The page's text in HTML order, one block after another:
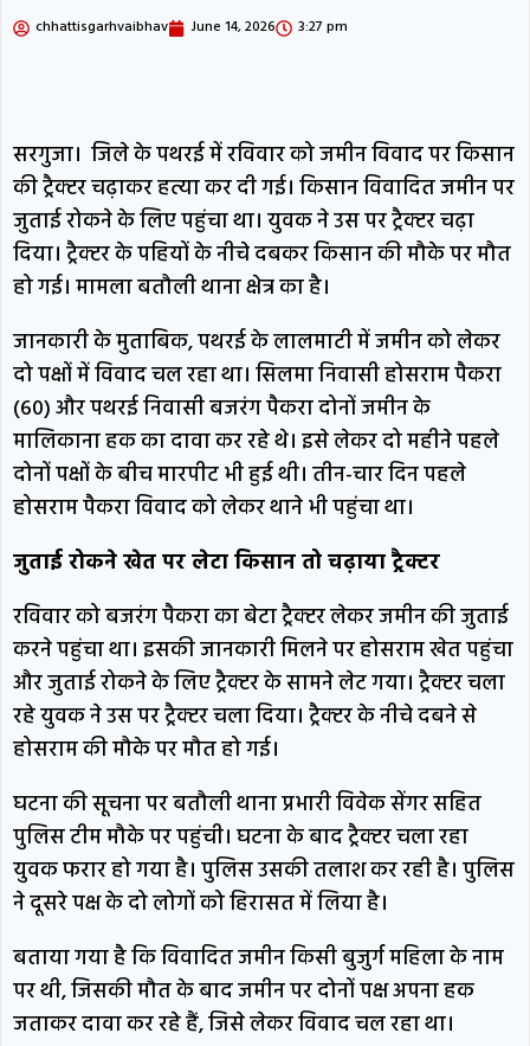
एक युवक की मौके पर मौत, दो गंभीर घायल
बिल पर घमासान के आसार महीनों पहले हुई
NEET पेपर लीक साजिश, पेपर तैयार करते
समय सवाल याद कर लेते थे NTA एक्सपर्ट्स;
94 पेज की चार्जशीट में सीबीआई का दावा
chhattisgarhvaibhav June 14, 2026 3:27 pm
सरगुजा। जिले के पथरई में रविवार को जमीन विवाद पर किसान
की ट्रैक्टर चढ़ाकर हत्या कर दी गई। किसान विवादित जमीन पर
जुताई रोकने के लिए पहुंचा था। युवक ने उस पर ट्रैक्टर चढ़ा
दिया। ट्रैक्टर के पहियों के नीचे दबकर किसान की मौके पर मौत
हो गई। मामला बतौली थाना क्षेत्र का है।
जानकारी के मुताबिक, पथरई के लालमाटी में जमीन को लेकर
दो पक्षों में विवाद चल रहा था। सिलमा निवासी होसराम पैकरा
(60) और पथरई निवासी बजरंग पैकरा दोनों जमीन के
मालिकाना हक का दावा कर रहे थे। इसे लेकर दो महीने पहले
दोनों पक्षों के बीच मारपीट भी हुई थी। तीन-चार दिन पहले
होसराम पैकरा विवाद को लेकर थाने भी पहुंचा था।
जुताई रोकने खेत पर लेटा किसान तो चढ़ाया ट्रैक्टर
रविवार को बजरंग पैकरा का बेटा ट्रैक्टर लेकर जमीन की जुताई
करने पहुंचा था। इसकी जानकारी मिलने पर होसराम खेत पहुंचा
और जुताई रोकने के लिए ट्रैक्टर के सामने लेट गया। ट्रैक्टर चला
रहे युवक ने उस पर ट्रैक्टर चला दिया। ट्रैक्टर के नीचे दबने से
होसराम की मौके पर मौत हो गई।
घटना की सूचना पर बतौली थाना प्रभारी विवेक सेंगर सहित
पुलिस टीम मौके पर पहुंची। घटना के बाद ट्रैक्टर चला रहा
युवक फरार हो गया है। पुलिस उसकी तलाश कर रही है। पुलिस
ने दूसरे पक्ष के दो लोगों को हिरासत में लिया है।
बताया गया है कि विवादित जमीन किसी बुजुर्ग महिला के नाम
पर थी, जिसकी मौत के बाद जमीन पर दोनों पक्ष अपना हक
जताकर दावा कर रहे हैं, जिसे लेकर विवाद चल रहा था।